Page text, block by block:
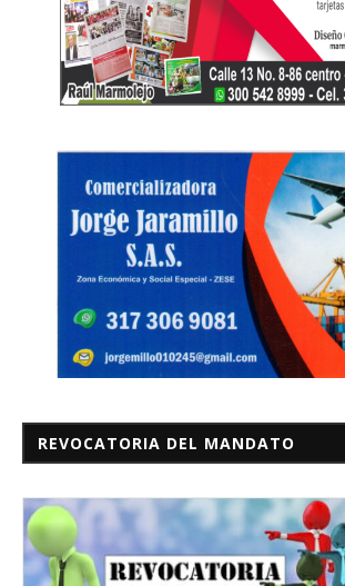
REVOCATORIA DEL MANDATO